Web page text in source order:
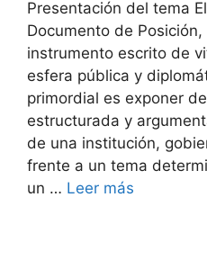
Presentación del tema
Documento de
instrumento escrito de
esfera pública y
primordial es exponer
estructurada y
de una institución,
frente a un tema
un … Leer más